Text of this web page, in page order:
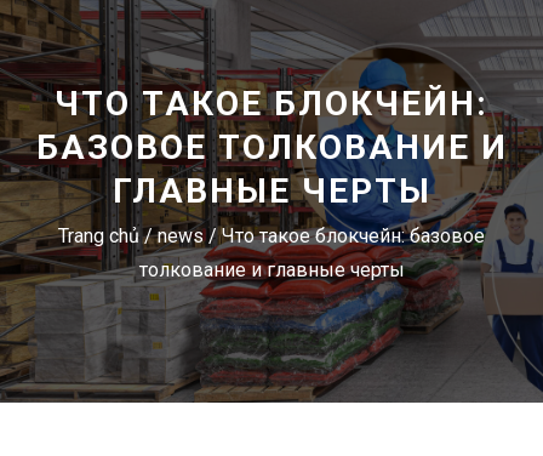
ЧТО ТАКОЕ БЛОКЧЕЙН:
БАЗОВОЕ ТОЛКОВАНИЕ И
ГЛАВНЫЕ ЧЕРТЫ
Trang chủ/news/Что такое блокчейн: базовое
толкование и главные черты